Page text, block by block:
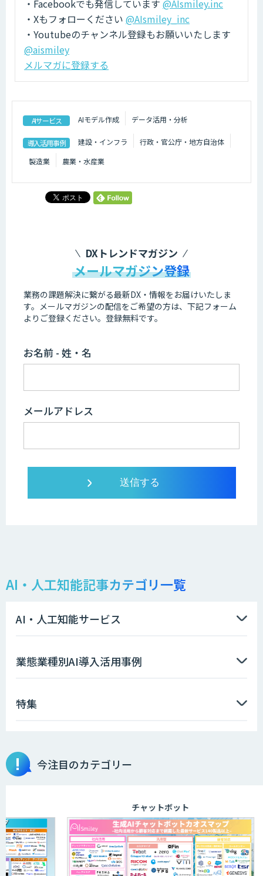
・Facebookでも発信しています @AIsmiley.inc
・Xもフォローください @AIsmiley_inc
・Youtubeのチャンネル登録もお願いいたします
@aismiley
メルマガに登録する
AIサービス AIモデル作成 データ活用・分析
導入活用事例 建設・インフラ
行政・官公庁・地方自治体
製造業
農業・水産業
DXトレンドマガジン
メールマガジン登録
業務の課題解決に繋がる最新DX・情報をお届けいたしま
す。 メールマガジンの配信をご希望の方は、下記フォーム
よりご登録ください。登録無料です。
お名前 - 姓・名
メールアドレス
AI・人工知能記事カテゴリ一覧
AI・人工知能サービス
業態業種別AI導入活用事例
特集
今注目のカテゴリー
チャットボット